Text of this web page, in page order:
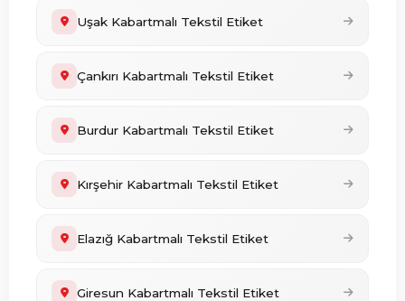
Uşak Kabartmalı Tekstil Etiket
Çankırı Kabartmalı Tekstil Etiket
Burdur Kabartmalı Tekstil Etiket
Kırşehir Kabartmalı Tekstil Etiket
Elazığ Kabartmalı Tekstil Etiket
Giresun Kabartmalı Tekstil Etiket